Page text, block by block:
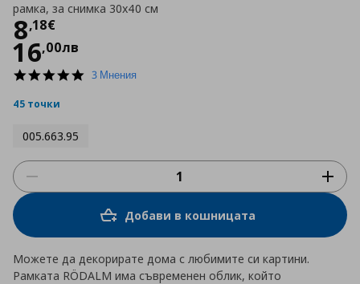
рамка, за снимка 30x40 см
8,18€
Цена
16,00лв
5.0
3 Мнения
45 точки
005.663.95
Добави в кошницата
Можете да декорирате дома с любимите си картини.
Рамката RÖDALM има съвременен облик, който